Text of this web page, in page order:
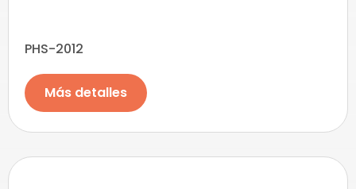
PHS-2012
Más detalles